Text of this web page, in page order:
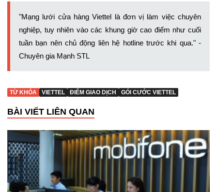
"Mạng lưới cửa hàng Viettel là đơn vị làm việc chuyên
nghiệp, tuy nhiên vào các khung giờ cao điểm như cuối
tuần bạn nên chủ động liên hệ hotline trước khi qua." -
Chuyên gia Mạnh STL
TỪ KHÓA VIETTEL ĐIỂM GIAO DỊCH GÓI CƯỚC VIETTEL
BÀI VIẾT LIÊN QUAN